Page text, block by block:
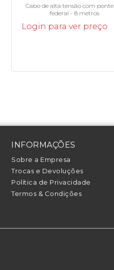
Cabo de alta tensão com
federal - 8 metros
Login para ver preço
INFORMAÇÕES
Sobre a Empresa
Trocas e Devoluções
Política de Privacidade
Termos & Condições